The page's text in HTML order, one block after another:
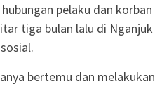
pelaku dan korban
tiga bulan lalu di Nganjuk
bertemu dan melakukan